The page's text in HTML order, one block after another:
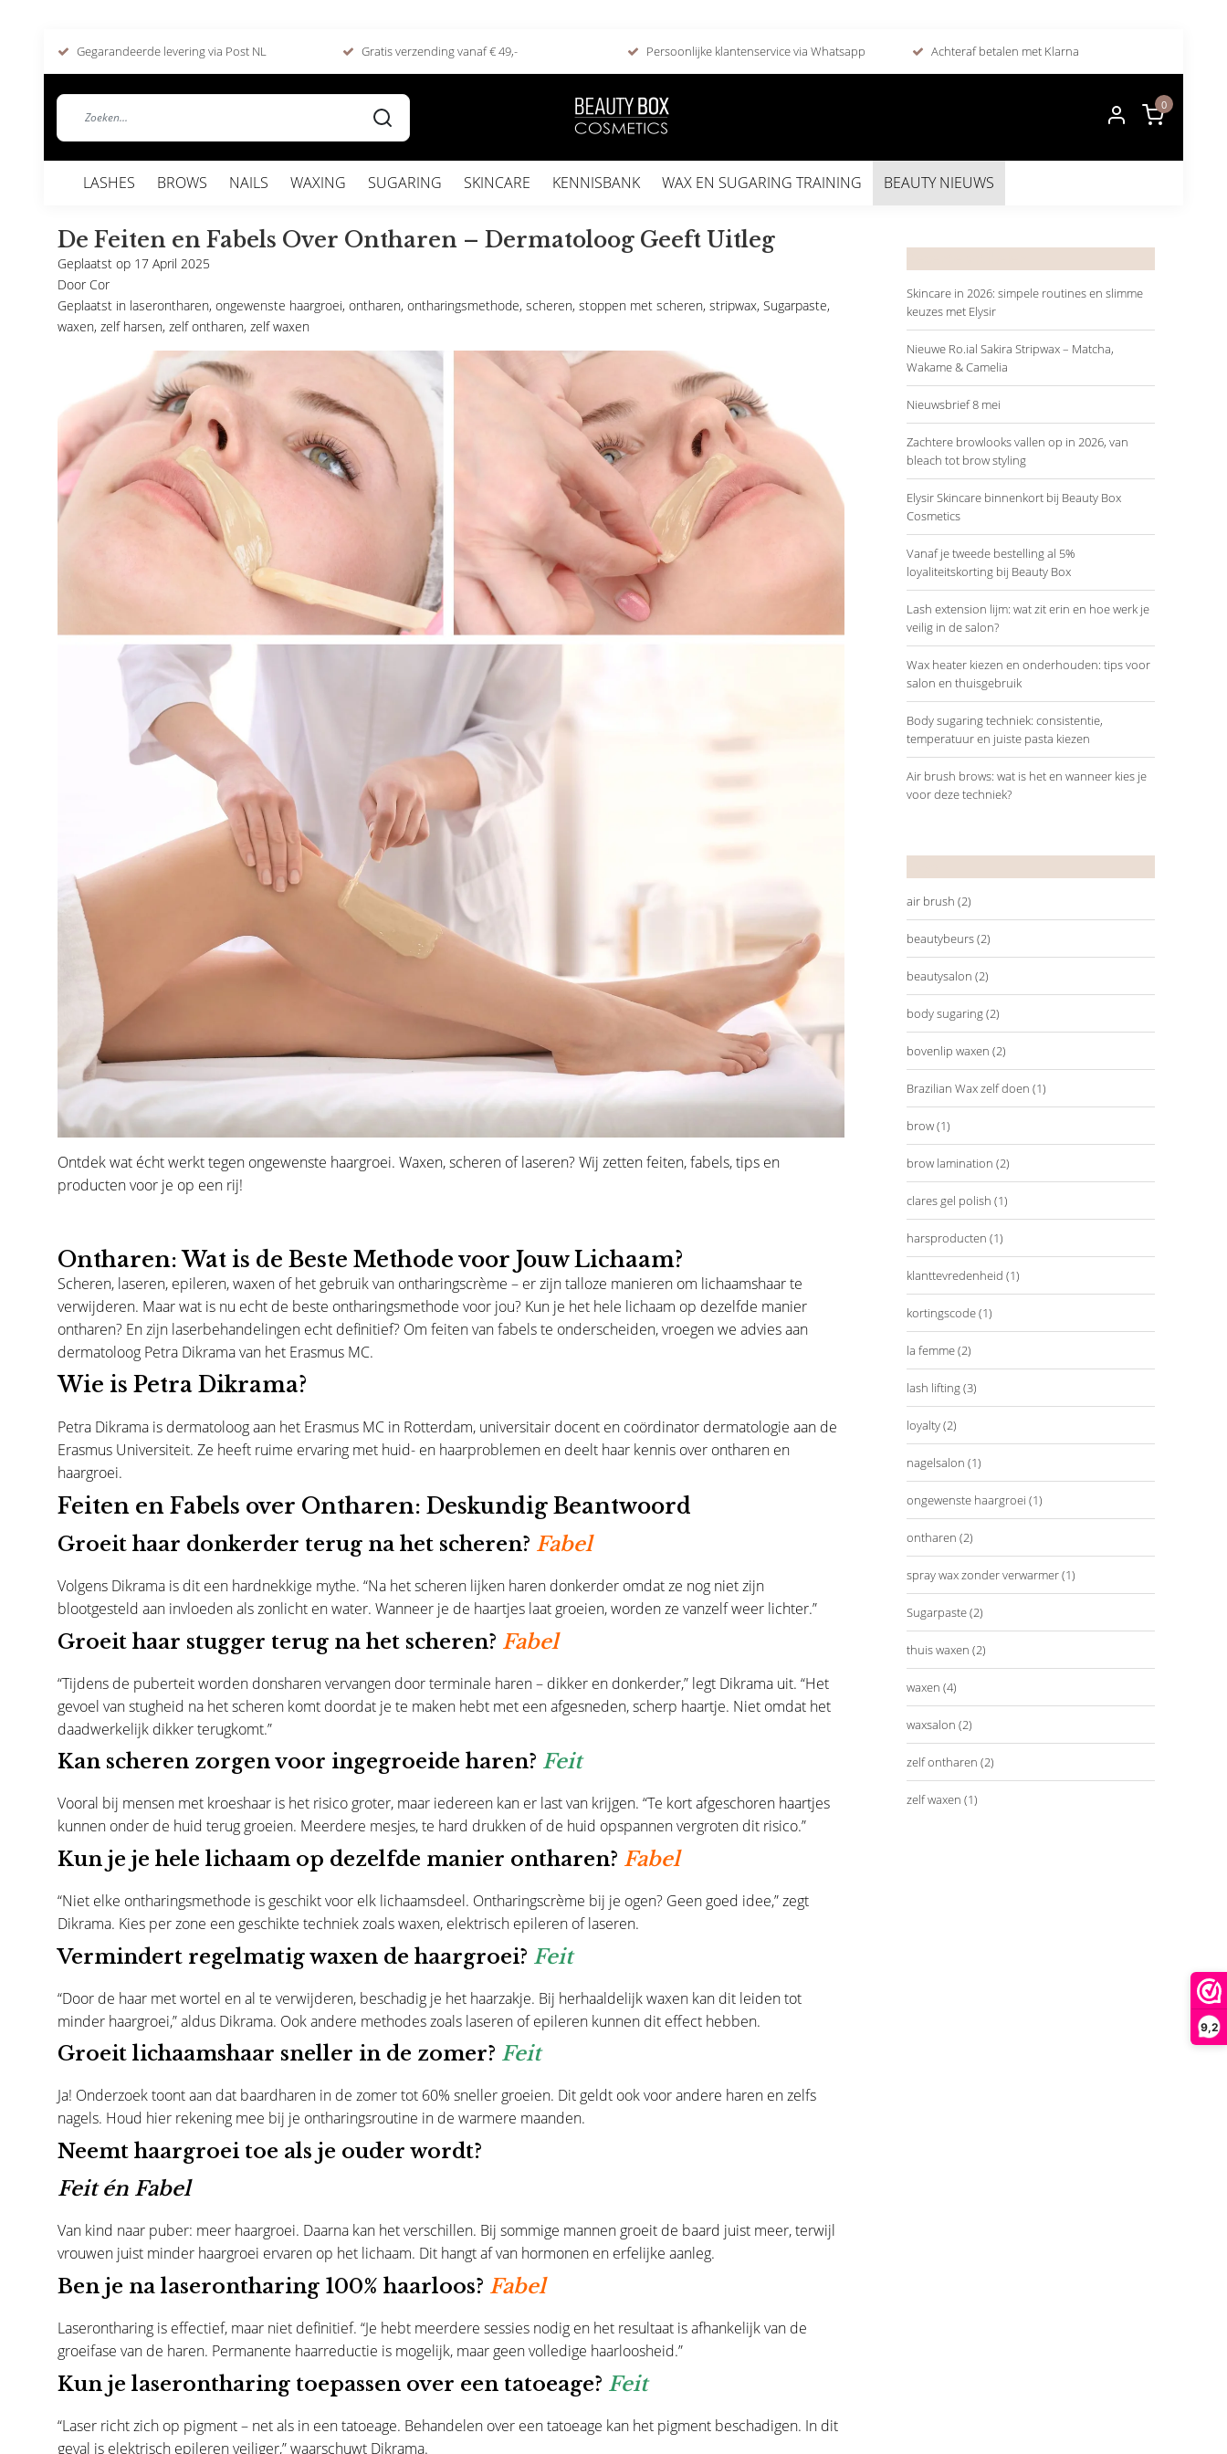
9,2
Gegarandeerde levering via Post NL Gratis verzending vanaf € 49,- Persoonlijke klantenservice via Whatsapp Achteraf betalen met Klarna
0
LASHES BROWS NAILS WAXING SUGARING SKINCARE KENNISBANK WAX EN SUGARING TRAINING BEAUTY NIEUWS
De Feiten en Fabels Over Ontharen – Dermatoloog Geeft Uitleg
Geplaatst op 17 April 2025
Door Cor
Geplaatst in laserontharen, ongewenste haargroei, ontharen, ontharingsmethode, scheren, stoppen met scheren, stripwax, Sugarpaste,
waxen, zelf harsen, zelf ontharen, zelf waxen
Ontdek wat écht werkt tegen ongewenste haargroei. Waxen, scheren of laseren? Wij zetten feiten, fabels, tips en
producten voor je op een rij!
Ontharen: Wat is de Beste Methode voor Jouw Lichaam?
Scheren, laseren, epileren, waxen of het gebruik van ontharingscrème – er zijn talloze manieren om lichaamshaar te
verwijderen. Maar wat is nu echt de beste ontharingsmethode voor jou? Kun je het hele lichaam op dezelfde manier
ontharen? En zijn laserbehandelingen echt definitief? Om feiten van fabels te onderscheiden, vroegen we advies aan
dermatoloog Petra Dikrama van het Erasmus MC.
Wie is Petra Dikrama?
Petra Dikrama is dermatoloog aan het Erasmus MC in Rotterdam, universitair docent en coördinator dermatologie aan de
Erasmus Universiteit. Ze heeft ruime ervaring met huid- en haarproblemen en deelt haar kennis over ontharen en
haargroei.
Feiten en Fabels over Ontharen: Deskundig Beantwoord
Groeit haar donkerder terug na het scheren? Fabel
Volgens Dikrama is dit een hardnekkige mythe. “Na het scheren lijken haren donkerder omdat ze nog niet zijn
blootgesteld aan invloeden als zonlicht en water. Wanneer je de haartjes laat groeien, worden ze vanzelf weer lichter.”
Groeit haar stugger terug na het scheren? Fabel
“Tijdens de puberteit worden donsharen vervangen door terminale haren – dikker en donkerder,” legt Dikrama uit. “Het
gevoel van stugheid na het scheren komt doordat je te maken hebt met een afgesneden, scherp haartje. Niet omdat het
daadwerkelijk dikker terugkomt.”
Kan scheren zorgen voor ingegroeide haren? Feit
Vooral bij mensen met kroeshaar is het risico groter, maar iedereen kan er last van krijgen. “Te kort afgeschoren haartjes
kunnen onder de huid terug groeien. Meerdere mesjes, te hard drukken of de huid opspannen vergroten dit risico.”
Kun je je hele lichaam op dezelfde manier ontharen? Fabel
“Niet elke ontharingsmethode is geschikt voor elk lichaamsdeel. Ontharingscrème bij je ogen? Geen goed idee,” zegt
Dikrama. Kies per zone een geschikte techniek zoals waxen, elektrisch epileren of laseren.
Vermindert regelmatig waxen de haargroei? Feit
“Door de haar met wortel en al te verwijderen, beschadig je het haarzakje. Bij herhaaldelijk waxen kan dit leiden tot
minder haargroei,” aldus Dikrama. Ook andere methodes zoals laseren of epileren kunnen dit effect hebben.
Groeit lichaamshaar sneller in de zomer? Feit
Ja! Onderzoek toont aan dat baardharen in de zomer tot 60% sneller groeien. Dit geldt ook voor andere haren en zelfs
nagels. Houd hier rekening mee bij je ontharingsroutine in de warmere maanden.
Neemt haargroei toe als je ouder wordt?
Feit én Fabel
Van kind naar puber: meer haargroei. Daarna kan het verschillen. Bij sommige mannen groeit de baard juist meer, terwijl
vrouwen juist minder haargroei ervaren op het lichaam. Dit hangt af van hormonen en erfelijke aanleg.
Ben je na laserontharing 100% haarloos? Fabel
Laserontharing is effectief, maar niet definitief. “Je hebt meerdere sessies nodig en het resultaat is afhankelijk van de
groeifase van de haren. Permanente haarreductie is mogelijk, maar geen volledige haarloosheid.”
Kun je laserontharing toepassen over een tatoeage? Feit
“Laser richt zich op pigment – net als in een tatoeage. Behandelen over een tatoeage kan het pigment beschadigen. In dit
geval is elektrisch epileren veiliger,” waarschuwt Dikrama.
Skincare in 2026: simpele routines en slimme
keuzes met Elysir
Nieuwe Ro.ial Sakira Stripwax – Matcha,
Wakame & Camelia
Nieuwsbrief 8 mei
Zachtere browlooks vallen op in 2026, van
bleach tot brow styling
Elysir Skincare binnenkort bij Beauty Box
Cosmetics
Vanaf je tweede bestelling al 5%
loyaliteitskorting bij Beauty Box
Lash extension lijm: wat zit erin en hoe werk je
veilig in de salon?
Wax heater kiezen en onderhouden: tips voor
salon en thuisgebruik
Body sugaring techniek: consistentie,
temperatuur en juiste pasta kiezen
Air brush brows: wat is het en wanneer kies je
voor deze techniek?
air brush (2)
beautybeurs(2)
beautysalon (2)
body sugaring(2)
bovenlip waxen (2)
Brazilian Wax zelf doen (1)
brow(1)
brow lamination (2)
clares gel polish (1)
harsproducten (1)
klanttevredenheid (1)
kortingscode(1)
la femme(2)
lash lifting(3)
loyalty(2)
nagelsalon (1)
ongewenste haargroei (1)
ontharen (2)
spray wax zonder verwarmer(1)
Sugarpaste(2)
thuis waxen (2)
waxen (4)
waxsalon (2)
zelf ontharen (2)
zelf waxen (1)